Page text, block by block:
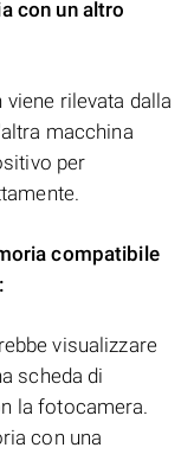
con un altro
rilevata dalla
macchina
per
compatibile
visualizzare
scheda di
la fotocamera.
con una